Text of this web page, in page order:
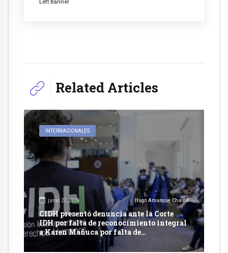
Left Banner
Related Articles
INTERNACIONALES
junio 27, 2026 Hugo Amanque Chaiña
CIDH presentó denuncia ante la Corte
IDH por falta de reconocimiento integral
a Karen Mañuca por falta de
reconocimiento integral a su identidad
de genero